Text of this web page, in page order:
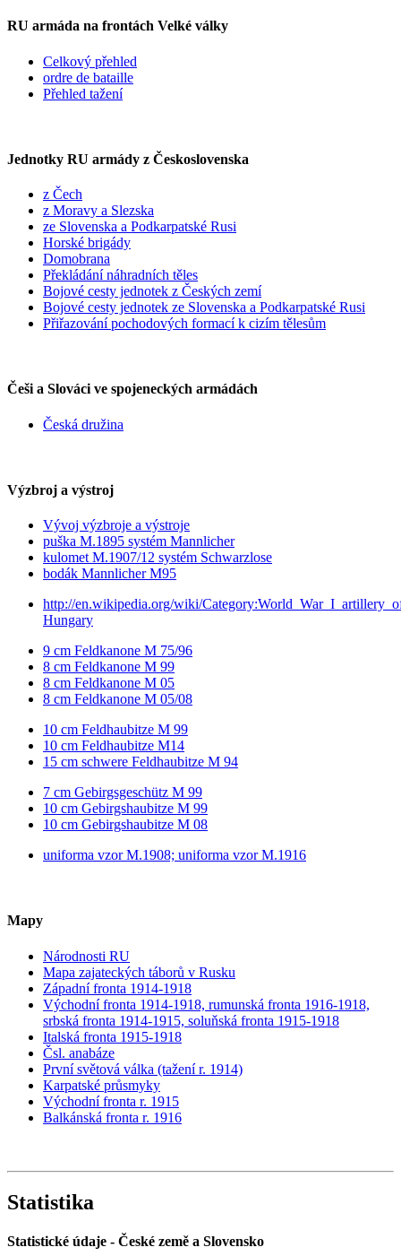
RU armáda na frontách Velké války
Celkový přehled
ordre de bataille
Přehled tažení
Jednotky RU armády z Československa
z Čech
z Moravy a Slezska
ze Slovenska a Podkarpatské Rusi
Horské brigády
Domobrana
Překládání náhradních těles
Bojové cesty jednotek z Českých zemí
Bojové cesty jednotek ze Slovenska a Podkarpatské Rusi
Přiřazování pochodových formací k cizím tělesům
Češi a Slováci ve spojeneckých armádách
Česká družina
Výzbroj a výstroj
Vývoj výzbroje a výstroje
puška M.1895 systém Mannlicher
kulomet M.1907/12 systém Schwarzlose
bodák Mannlicher M95
http://en.wikipedia.org/wiki/
Hungary
9 cm Feldkanone M 75/96
8 cm Feldkanone M 99
8 cm Feldkanone M 05
8 cm Feldkanone M 05/08
10 cm Feldhaubitze M 99
10 cm Feldhaubitze M14
15 cm schwere Feldhaubitze M 94
7 cm Gebirgsgeschütz M 99
10 cm Gebirgshaubitze M 99
10 cm Gebirgshaubitze M 08
uniforma vzor M.1908; uniforma vzor M.1916
Mapy
Národnosti RU
Mapa zajateckých táborů v Rusku
Západní fronta 1914-1918
Východní fronta 1914-1918, rumunská fronta 1916-1918,
srbská fronta 1914-1915, soluňská fronta 1915-1918
Italská fronta 1915-1918
Čsl. anabáze
První světová válka (tažení r. 1914)
Karpatské průsmyky
Východní fronta r. 1915
Balkánská fronta r. 1916
Statistika
Statistické údaje - České země a Slovensko